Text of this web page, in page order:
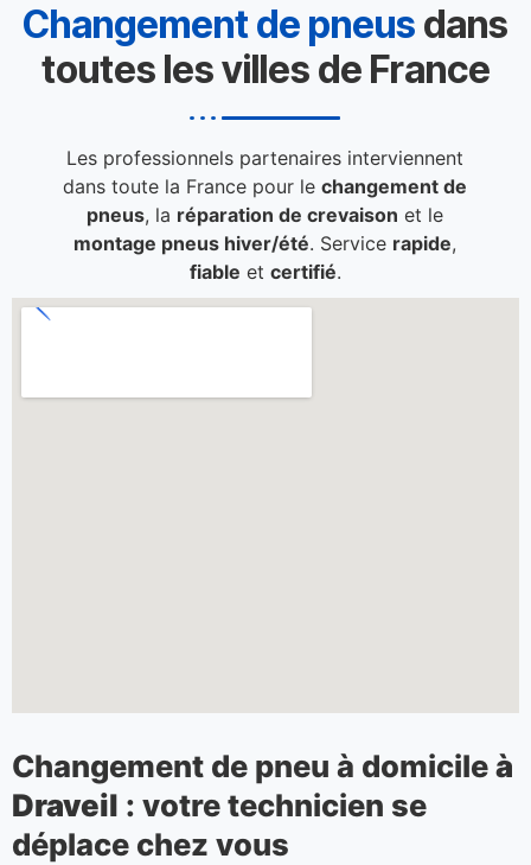
Changement de pneus dans
toutes les villes de France
Les professionnels partenaires interviennent
dans toute la France pour lechangement de
pneus, la réparation de crevaison et le
montage pneus hiver/été. Service rapide,
fiable et certifié.
Changement de pneu à domicileà
Draveil : votre technicien se
déplace chez vous